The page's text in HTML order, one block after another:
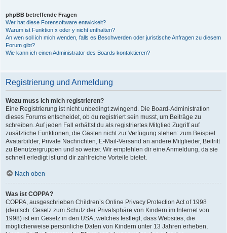
phpBB betreffende Fragen
Wer hat diese Forensoftware entwickelt?
Warum ist Funktion x oder y nicht enthalten?
An wen soll ich mich wenden, falls es Beschwerden oder juristische Anfragen zu diesem
Forum gibt?
Wie kann ich einen Administrator des Boards kontaktieren?
Registrierung und Anmeldung
Wozu muss ich mich registrieren?
Eine Registrierung ist nicht unbedingt zwingend. Die Board-Administration
dieses Forums entscheidet, ob du registriert sein musst, um Beiträge zu
schreiben. Auf jeden Fall erhältst du als registriertes Mitglied Zugriff auf
zusätzliche Funktionen, die Gästen nicht zur Verfügung stehen: zum Beispiel
Avatarbilder, Private Nachrichten, E-Mail-Versand an andere Mitglieder, Beitritt
zu Benutzergruppen und so weiter. Wir empfehlen dir eine Anmeldung, da sie
schnell erledigt ist und dir zahlreiche Vorteile bietet.
Nach oben
Was ist COPPA?
COPPA, ausgeschrieben Children’s Online Privacy Protection Act of 1998
(deutsch: Gesetz zum Schutz der Privatsphäre von Kindern im Internet von
1998) ist ein Gesetz in den USA, welches festlegt, dass Websites, die
möglicherweise persönliche Daten von Kindern unter 13 Jahren erheben,